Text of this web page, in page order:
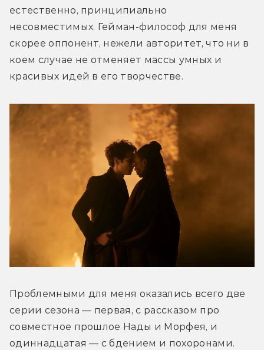
естественно, принципиально
несовместимых. Гейман-философ для меня
скорее оппонент, нежели авторитет, что ни в
коем случае не отменяет массы умных и
красивых идей в его творчестве.
Проблемными для меня оказались всего две
серии сезона — первая, с рассказом про
совместное прошлое Нады и Морфея, и
одиннадцатая — с бдением и похоронами.